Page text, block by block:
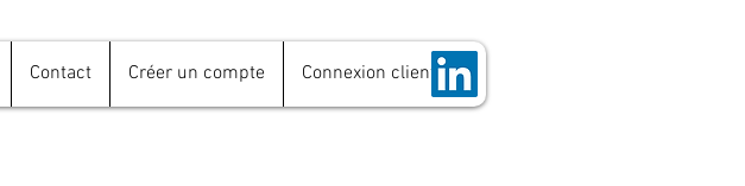
Contact Créer un compte Connexion client